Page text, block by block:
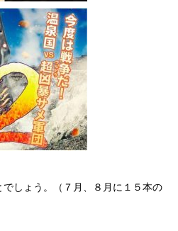
しょう。（７月、８月に１５本の